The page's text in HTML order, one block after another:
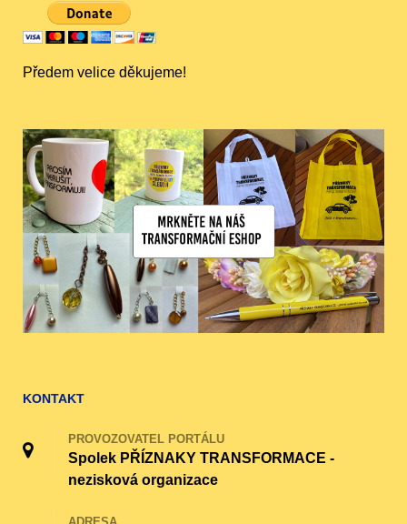
Předem velice děkujeme!
KONTAKT
PROVOZOVATEL PORTÁLU
Spolek PŘÍZNAKY TRANSFORMACE -
nezisková organizace